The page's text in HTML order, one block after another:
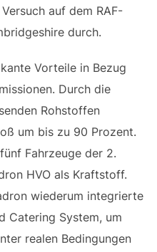
auf dem RAF-
durch.
Vorteile in Bezug
Durch die
Rohstoffen
um bis zu 90 Prozent.
Fahrzeuge der 2.
HVO als Kraftstoff.
wiederum integrierte
Catering System, um
realen Bedingungen